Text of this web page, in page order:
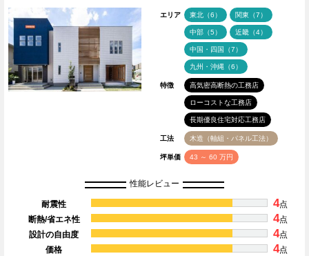
エリア 東北（6） 関東（7）
中部（5） 近畿（4）
中国・四国（7）
九州・沖縄（6）
特徴 高気密高断熱の工務店
ローコストな工務店
長期優良住宅対応工務店
工法 木造（軸組・パネル工法）
坪単価 43 ～ 60 万円
性能レビュー
耐震性 4点
断熱/省エネ性
4点
設計の自由度
4点
価格
4点